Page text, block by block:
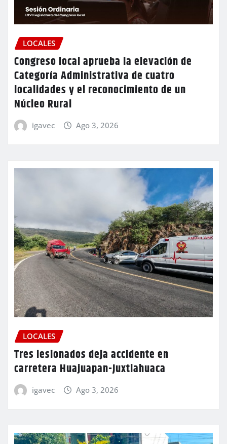
LOCALES
Congreso local aprueba la elevación de
Categoría Administrativa de cuatro
localidades y el reconocimiento de un
Núcleo Rural
igavec Ago 3, 2026
LOCALES
Tres lesionados deja accidente en
carretera Huajuapan-Juxtlahuaca
igavec Ago 3, 2026